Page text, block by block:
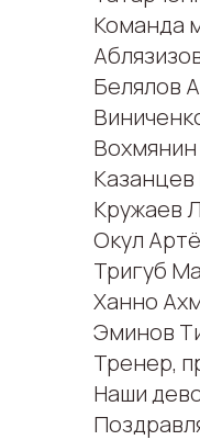
Команда
Белялов
Кружаев
Окул
Тригуб
Ханно
Эминов
Тренер,
Наши